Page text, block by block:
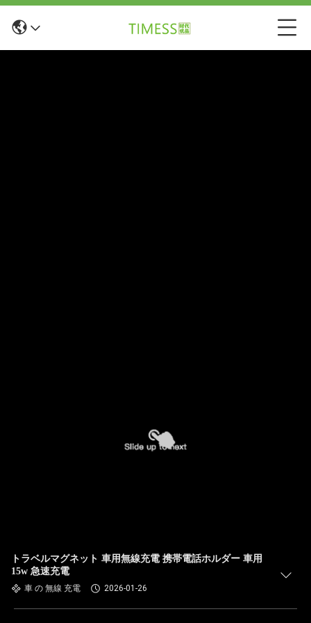
トラベルマグネット 車用無線充電 携帯電話ホルダー 車用
15w 急速充電
車 の 無線 充電 2026-01-26